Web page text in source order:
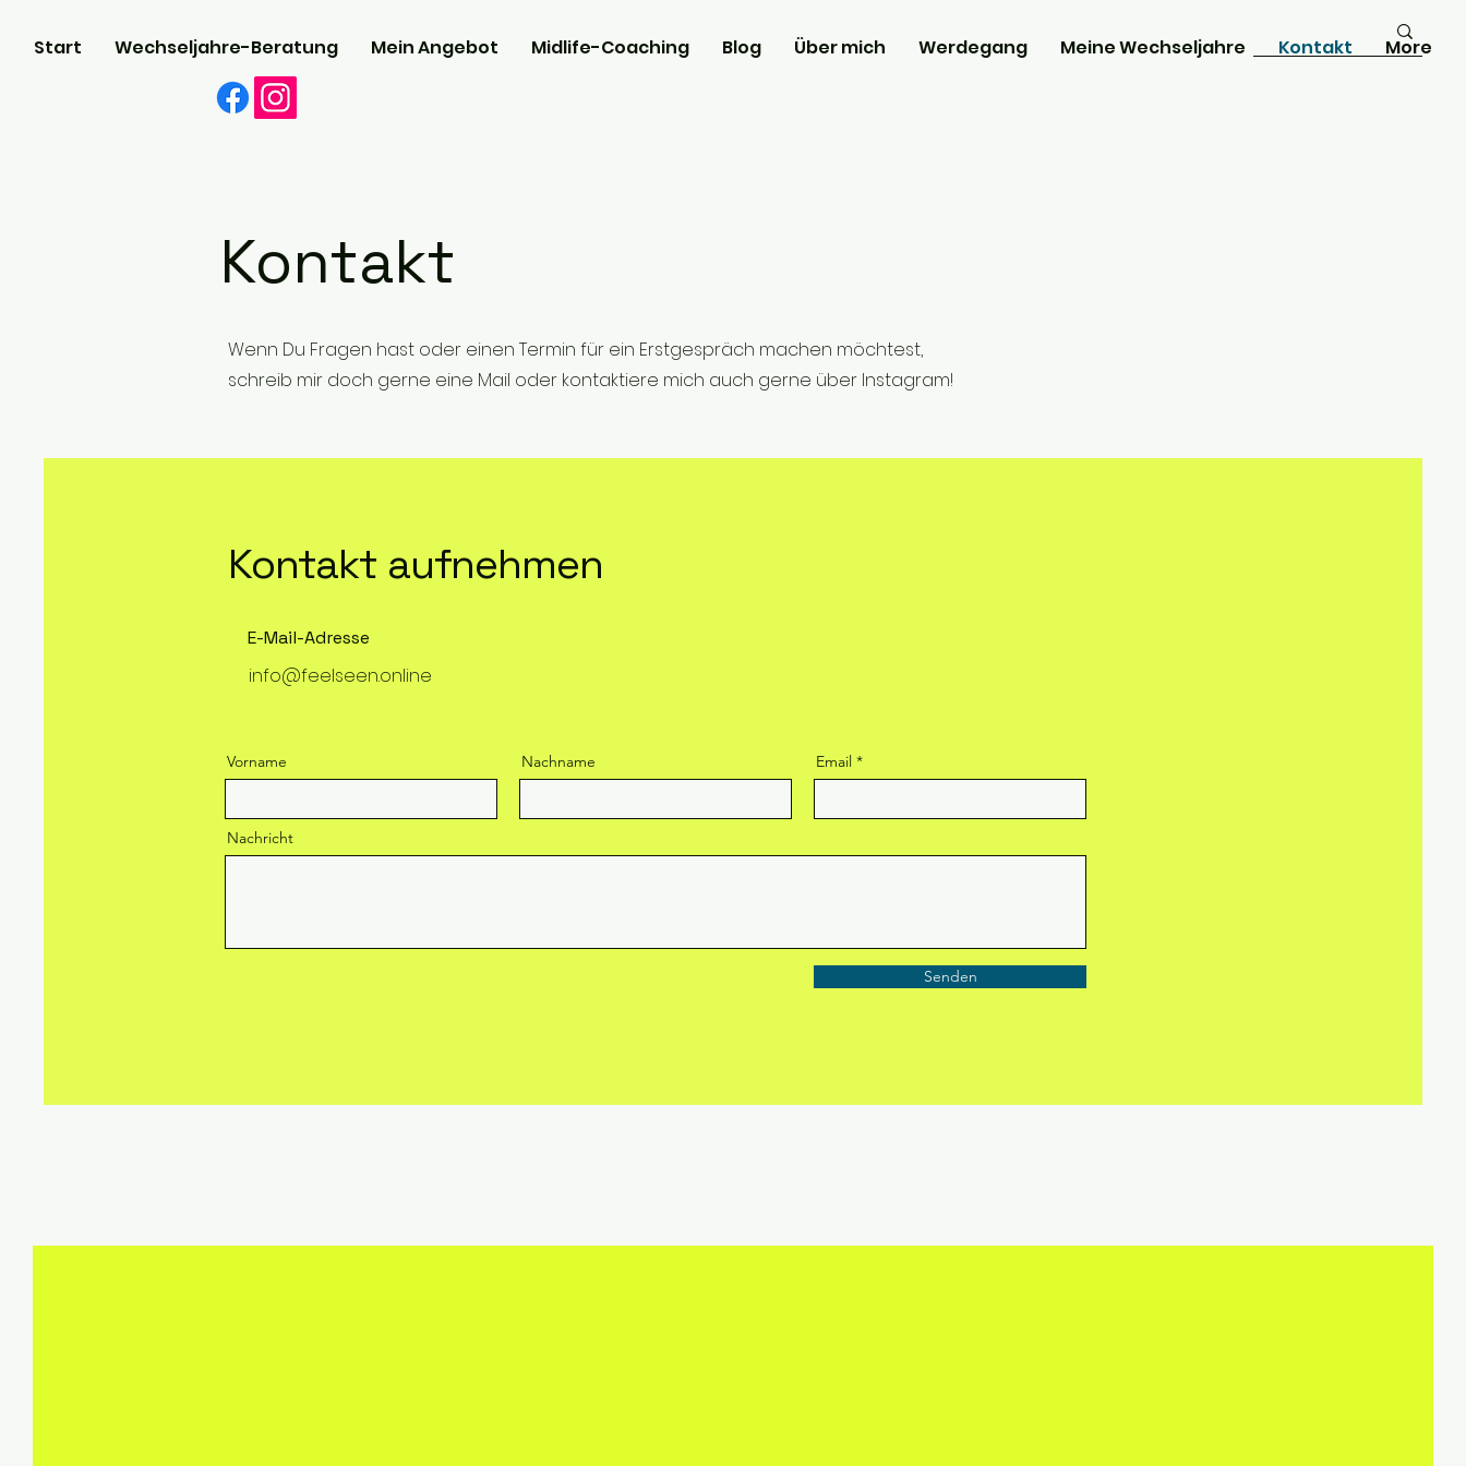
Start Wechseljahre-Beratung Mein Angebot Midlife-Coaching Blog Über mich Werdegang Meine Wechseljahre Kontakt More
Kontakt
Wenn Du Fragen hast oder einen Termin für ein Erstgespräch machen möchtest,
schreib mir doch gerne eine Mail oder kontaktiere mich auch gerne über Instagram!
Kontakt aufnehmen
E-Mail-Adresse
info@feelseen.online
Vorname Nachname Email
Nachricht
Senden